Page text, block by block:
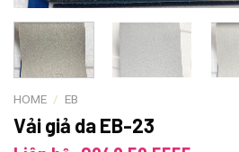
HOME / EB
Vải giả da EB-23